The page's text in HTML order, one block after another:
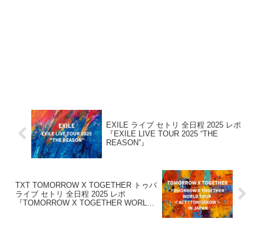
EXILE ライブ セトリ 全日程 2025 レポ
『EXILE LIVE TOUR 2025 “THE
REASON”』
TXT TOMORROW X TOGETHER トゥバ
ライブ セトリ 全日程 2025 レポ
『TOMORROW X TOGETHER WORLD